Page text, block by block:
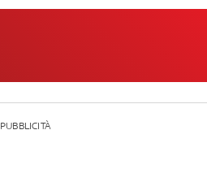
PUBBLICITÀ